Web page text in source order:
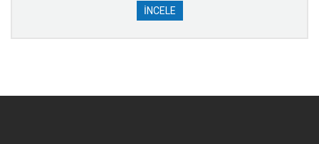
İNCELE